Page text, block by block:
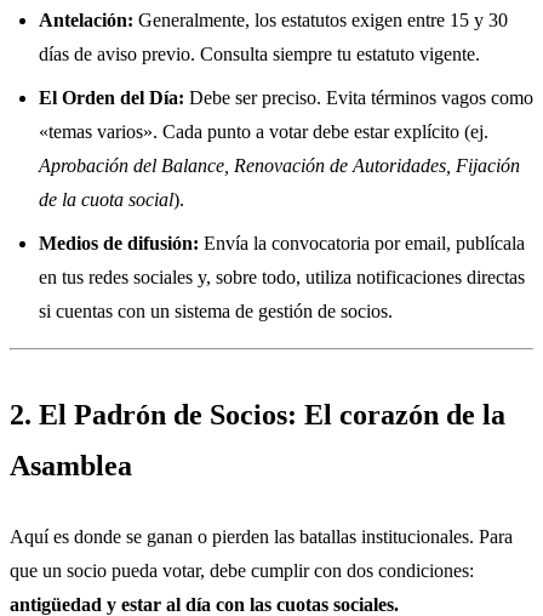
Antelación: Generalmente, los estatutos exigen entre 15 y 30
días de aviso previo. Consulta siempre tu estatuto vigente.
El Orden del Día: Debe ser preciso. Evita términos vagos como
«temas varios». Cada punto a votar debe estar explícito (ej.
Aprobación del Balance, Renovación de Autoridades, Fijación
de la cuota social).
Medios de difusión: Envía la convocatoria por email, publícala
en tus redes sociales y, sobre todo, utiliza notificaciones directas
si cuentas con un sistema de gestión de socios.
2. El Padrón de Socios: El corazón de la
Asamblea
Aquí es donde se ganan o pierden las batallas institucionales. Para
que un socio pueda votar, debe cumplir con dos condiciones:
antigüedad y estar al día con las cuotas sociales.